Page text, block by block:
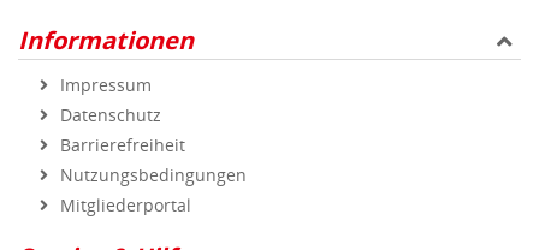
Informationen
Impressum
Datenschutz
Barrierefreiheit
Nutzungsbedingungen
Mitgliederportal